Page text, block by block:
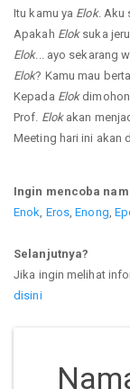
Itu kamu ya Elok. Aku
Apakah Eloksuka
Elok... ayo sekarang
Elok? Kamu mau
Kepada Elokdimohon
Prof. Elokakan
Meeting hari ini akan
Ingin mencoba
Enok Eros ,Enong
Selanjutnya?
Jika ingin melihat
disini